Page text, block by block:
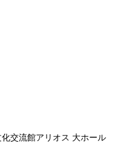
交流館アリオス 大ホール